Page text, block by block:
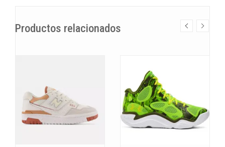
Productos relacionados